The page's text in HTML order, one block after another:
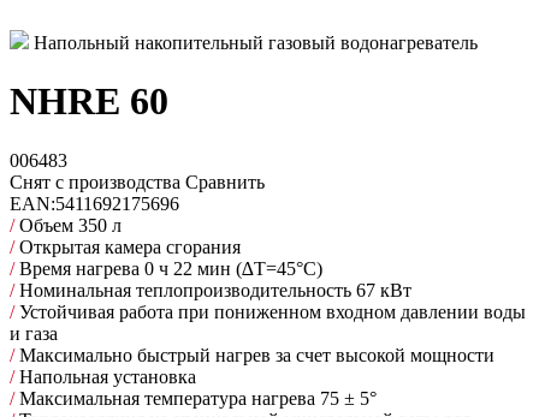
Напольный накопительный газовый водонагреватель
NHRE 60
006483
Снят с производства Сравнить
EAN:5411692175696
/Объем 350 л
/Открытая камера сгорания
/Время нагрева 0 ч 22 мин (∆Т=45°С)
/Номинальная теплопроизводительность 67 кВт
/Устойчивая работа при пониженном входном давлении воды
и газа
/Максимально быстрый нагрев за счет высокой мощности
/Напольная установка
/Максимальная температура нагрева 75 ± 5°